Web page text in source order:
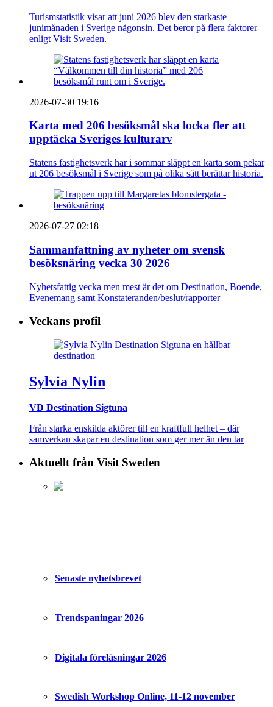
Turismstatistik visar att juni 2026 blev den starkaste
junimånaden i Sverige någonsin. Det beror på flera faktorer
enligt Visit Sweden.
2026-07-30 19:16
Karta med 206 besöksmål ska locka fler att
upptäcka Sveriges kulturarv
Statens fastighetsverk har i sommar släppt en karta som pekar
ut 206 besöksmål i Sverige som på olika sätt berättar historia.
2026-07-27 02:18
Sammanfattning av nyheter om svensk
besöksnäring vecka 30 2026
Nyhetsfattig vecka men mest är det om Destination, Boende,
Evenemang samt Konstateranden/beslut/rapporter
Veckans profil
Sylvia Nylin
VD Destination Sigtuna
Från starka enskilda aktörer till en kraftfull helhet – där
samverkan skapar en destination som ger mer än den tar
Aktuellt från Visit Sweden
Senaste nyhetsbrevet
Trendspaningar 2026
Digitala föreläsningar 2026
Swedish Workshop Online, 11-12 november